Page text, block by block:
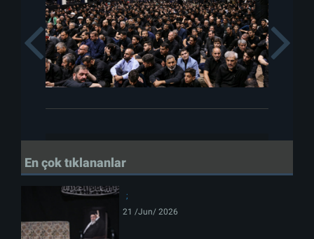
Previous
En çok tıklananlar
21 /Jun/ 2026